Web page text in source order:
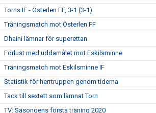
Torns IF - Österlen FF, 3-1 (3-1)
Träningsmatch mot Österlen FF
Dhaini lämnar för superettan
Förlust med uddamålet mot Eskilsminne
Träningsmatch mot Eskilsminne IF
Statistik för herrtruppen genom tiderna
Tack till sextett som lämnat Torn
TV: Säsongens första träning 2020